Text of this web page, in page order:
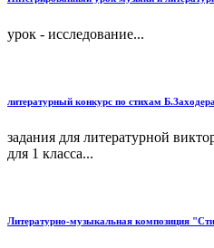
урок - исследование...
литературный конкурс по стихам Б.Заходера
задания для литературной
для 1 класса...
Литературно-музыкальная композиция